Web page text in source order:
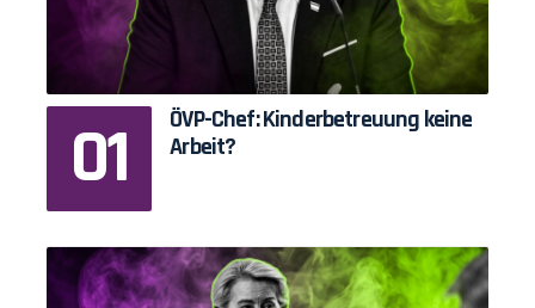
ÖVP-Chef: Kinderbetreuung keine
Arbeit?